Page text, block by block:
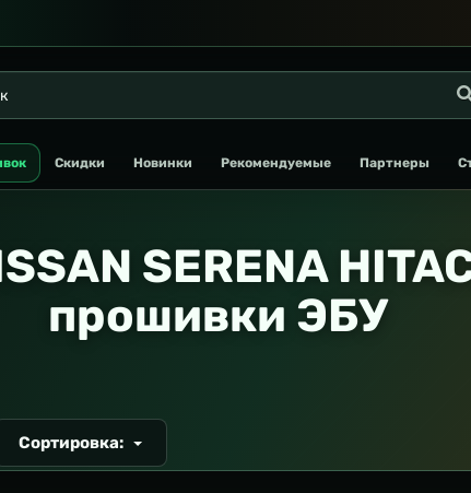
Скидки Новинки Рекомендуемые Партнеры
SERENA
прошивки ЭБУ
Сортировка: